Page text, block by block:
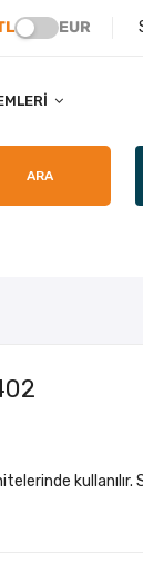
EUR
ARA
kullanılır.